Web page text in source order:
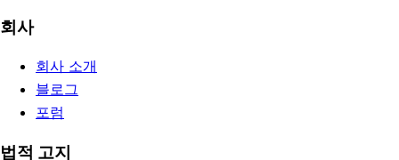
회사
회사 소개
블로그
포럼
법적 고지